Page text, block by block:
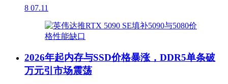
8 07.11
2026年起内存与SSD价格暴涨，DDR5单条破
万元引市场震荡